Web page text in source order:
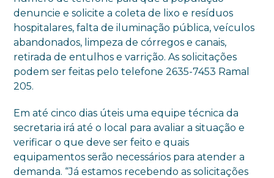
denuncie e solicite a coleta de lixo e resíduos
hospitalares, falta de iluminação pública, veículos
abandonados, limpeza de córregos e canais,
retirada de entulhos e varrição. As solicitações
podem ser feitas pelo telefone 2635-7453 Ramal
205.
Em até cinco dias úteis uma equipe técnica da
secretaria irá até o local para avaliar a situação e
verificar o que deve ser feito e quais
equipamentos serão necessários para atender a
demanda. “Já estamos recebendo as solicitações